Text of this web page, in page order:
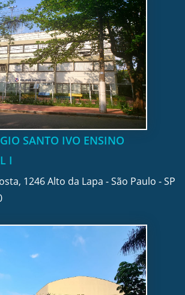
SANTO IVO ENSINO
I
1246 Alto da Lapa - São Paulo - SP